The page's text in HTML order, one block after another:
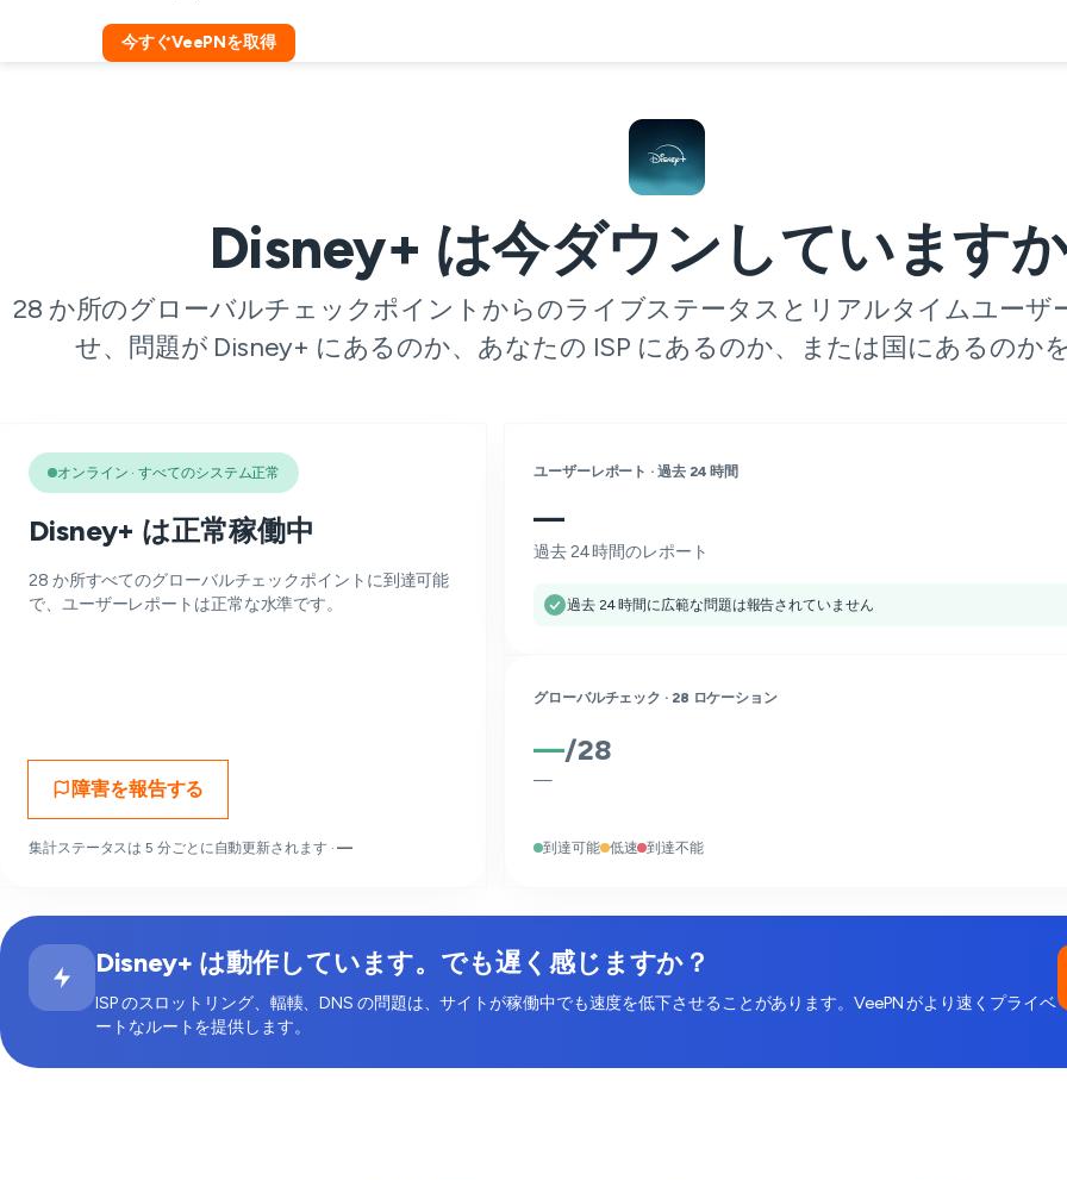
今すぐVeePNを取得
Disney+ は今ダウンしています
28 か所のグローバルチェックポイントからのライブステータスとリアルタイムユーザ
せ、問題が Disney+ にあるのか、あなたの ISP にあるのか、または国にあるのか
オンライン · すべてのシステム正常
Disney+ は正常稼働中
28 か所すべてのグローバルチェックポイントに到達可能
で、ユーザーレポートは正常な水準です。
障害を報告する
集計ステータスは 5 分ごとに自動更新されます ·—
ユーザーレポート · 過去 24 時間
—
過去 24 時間のレポート
過去 24 時間に広範な問題は報告されていません
グローバルチェック · 28 ロケーション
—/28
—
到達可能 低速 到達不能
Disney+ は動作しています。でも遅く感じますか？
ISP のスロットリング、輻輳、DNS の問題は、サイトが稼働中でも速度を低下させることがあります。VeePN がより速くプライベ
ートなルートを提供します。